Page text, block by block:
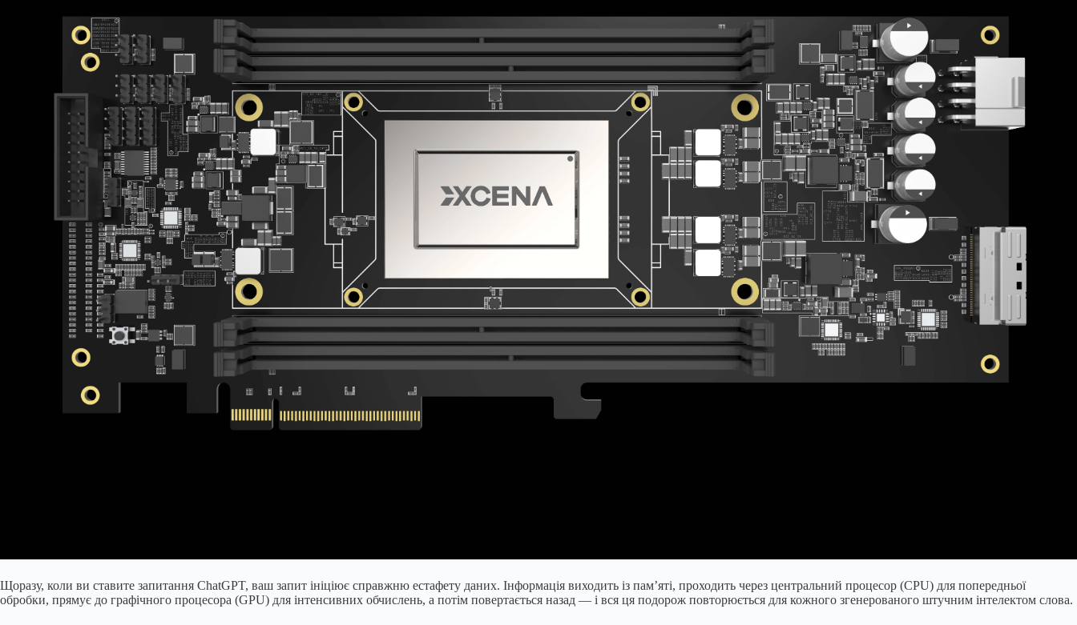
Щоразу, коли ви ставите запитання ChatGPT, ваш запит ініціює справжню естафету даних. Інформація виходить із пам’яті, проходить через центральний процесор (CPU) для попередньої
обробки, прямує до графічного процесора (GPU) для інтенсивних обчислень, а потім повертається назад — і вся ця подорож повторюється для кожного згенерованого штучним інтелектом слова.